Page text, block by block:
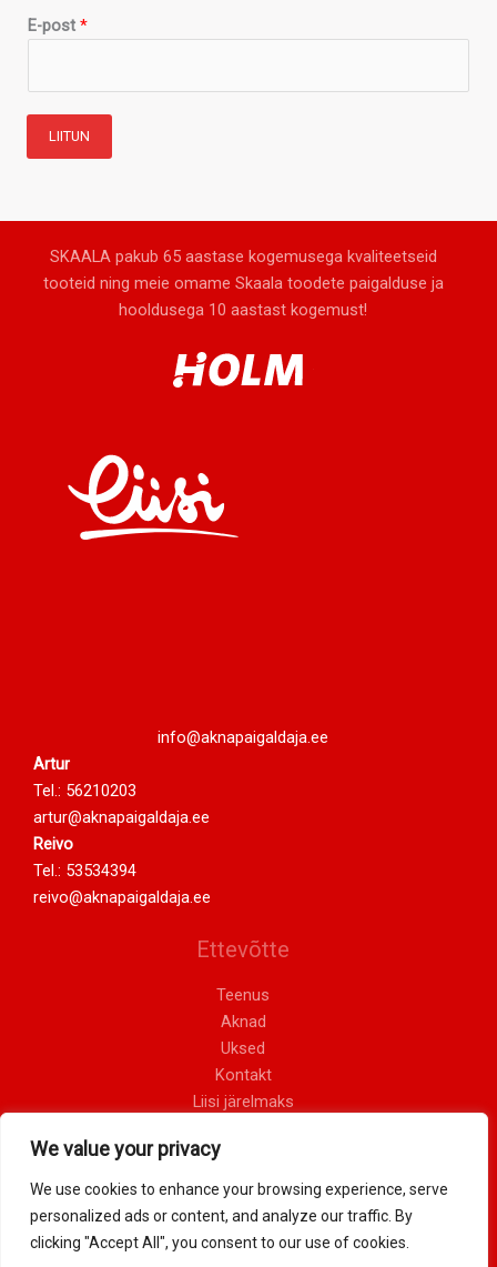
We value your privacy
We use cookies to enhance your browsing experience, serve
personalized ads or content, and analyze our traffic. By
clicking "Accept All", you consent to our use of cookies.
E-post *
LIITUN
SKAALA pakub 65 aastase kogemusega kvaliteetseid
tooteid ning meie omame Skaala toodete paigalduse ja
hooldusega 10 aastast kogemust!
info@aknapaigaldaja.ee
Artur
Tel.: 56210203
artur@aknapaigaldaja.ee
Reivo
Tel.: 53534394
reivo@aknapaigaldaja.ee
Ettevõtte
Teenus
Aknad
Uksed
Kontakt
Liisi järelmaks
Müügitingimused
Copyright © 2026 Alfawest OÜ